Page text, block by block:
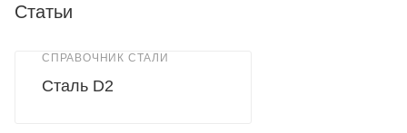
Статьи
СПРАВОЧНИК СТАЛИ
Сталь D2